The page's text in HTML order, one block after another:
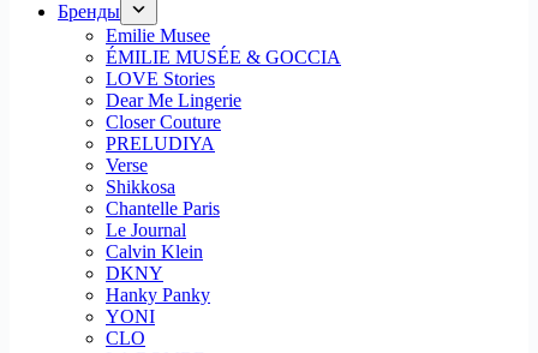
Бренды
Emilie Musee
ÉMILIE MUSÉE & GOCCIA
LOVE Stories
Dear Me Lingerie
Closer Couture
PRELUDIYA
Verse
Shikkosa
Chantelle Paris
Le Journal
Calvin Klein
DKNY
Hanky Panky
YONI
CLO